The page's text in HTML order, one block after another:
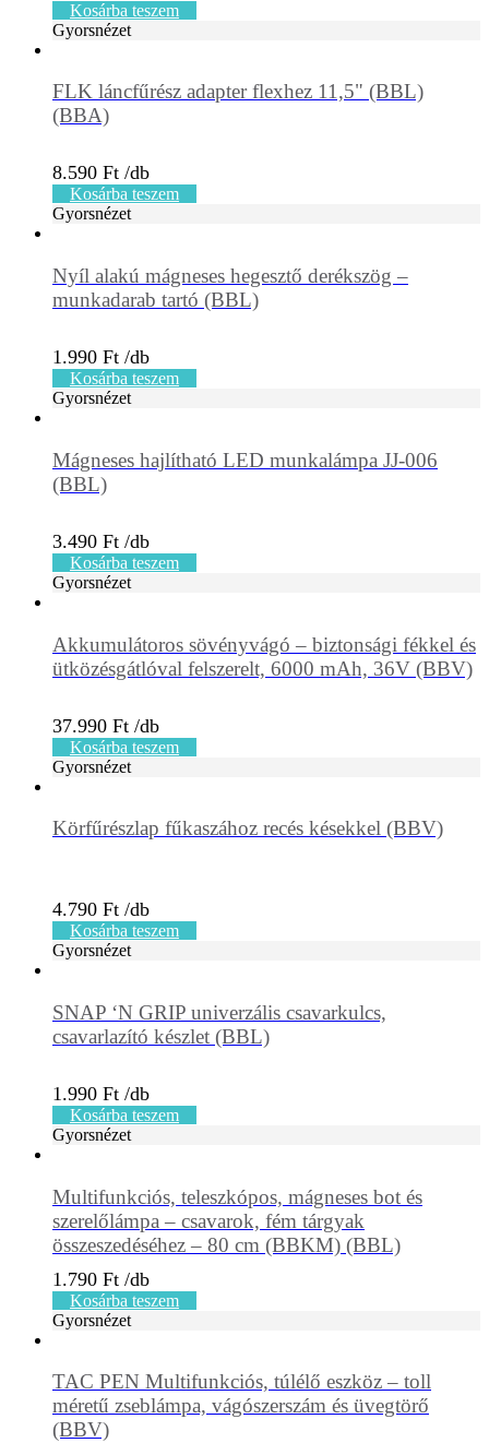
Kosárba teszem
Gyorsnézet
FLK láncfűrész adapter flexhez 11,5" (BBL)
(BBA)
8.590 Ft
Kosárba teszem
Gyorsnézet
Nyíl alakú mágneses hegesztő derékszög –
munkadarab tartó (BBL)
1.990 Ft
Kosárba teszem
Gyorsnézet
Mágneses hajlítható LED munkalámpa JJ-006
(BBL)
3.490 Ft
Kosárba teszem
Gyorsnézet
Akkumulátoros sövényvágó – biztonsági fékkel és
ütközésgátlóval felszerelt, 6000 mAh, 36V (BBV)
37.990 Ft
Kosárba teszem
Gyorsnézet
Körfűrészlap fűkaszához recés késekkel (BBV)
4.790 Ft
Kosárba teszem
Gyorsnézet
SNAP ‘N GRIP univerzális csavarkulcs,
csavarlazító készlet (BBL)
1.990 Ft
Kosárba teszem
Gyorsnézet
Multifunkciós, teleszkópos, mágneses bot és
szerelőlámpa – csavarok, fém tárgyak
összeszedéséhez – 80 cm (BBKM) (BBL)
1.790 Ft
Kosárba teszem
Gyorsnézet
TAC PEN Multifunkciós, túlélő eszköz – toll
méretű zseblámpa, vágószerszám és üvegtörő
(BBV)